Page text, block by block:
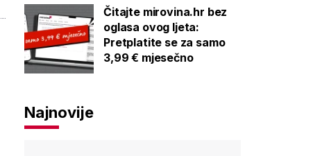
Čitajte mirovina.hr bez
oglasa ovog ljeta:
Pretplatite se za samo
3,99 € mjesečno
Najnovije